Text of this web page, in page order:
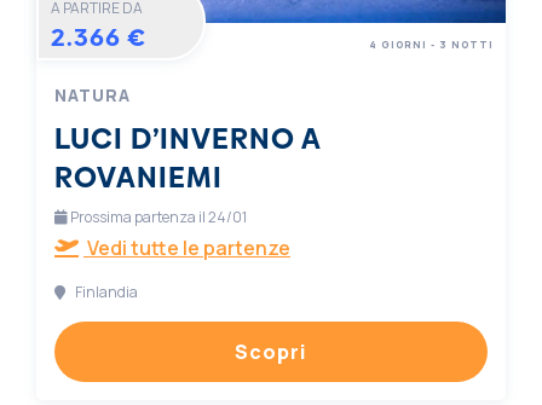
A PARTIRE DA
2.366 €
NATURA
LUCI D’INVERNO A
ROVANIEMI
4 GIORNI - 3 NOTTI
Prossima partenza il 24/01
Vedi tutte le partenze
Finlandia
Scopri